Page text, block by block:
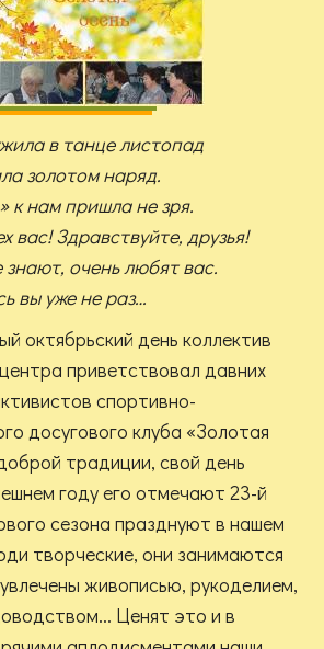
в танце листопад
золотом наряд.
к нам пришла не зря.
вас! Здравствуйте, друзья!
очень любят вас.
вы уже не раз…
октябрьский день коллектив
приветствовал давних
спортивно-
досугового клуба «Золотая
традиции, свой день
году его отмечают 23-й
сезона празднуют в нашем
творческие, они занимаются
живописью, рукоделием,
Ценят это и в